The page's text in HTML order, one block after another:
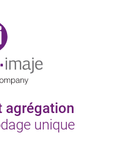
agrégation
unique